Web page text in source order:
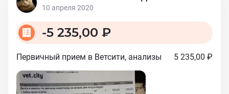
10 апреля 2020
-5 235,00 ₽
Первичный прием в Ветсити, анализы 5 235,00 ₽